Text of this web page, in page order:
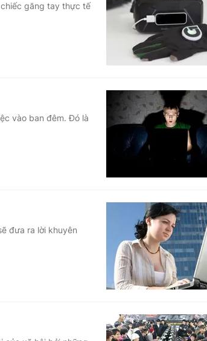
găng tay thực tế
vào ban đêm. Đó là
đưa ra lời khuyên